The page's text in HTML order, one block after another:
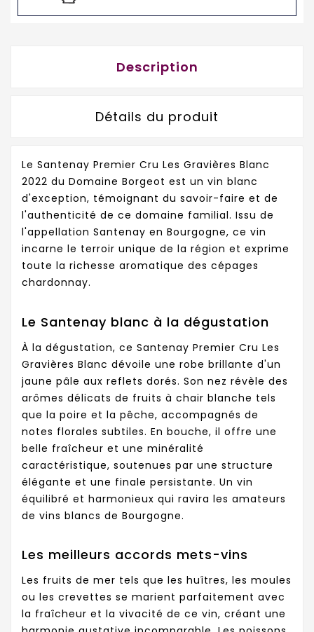
Description
Détails du produit
Le Santenay Premier Cru Les Gravières Blanc
2022 du Domaine Borgeot est un vin blanc
d'exception, témoignant du savoir-faire et de
l'authenticité de ce domaine familial. Issu de
l'appellation Santenay en Bourgogne, ce vin
incarne le terroir unique de la région et exprime
toute la richesse aromatique des cépages
chardonnay.
Le Santenay blanc à la dégustation
À la dégustation, ce Santenay Premier Cru Les
Gravières Blanc dévoile une robe brillante d'un
jaune pâle aux reflets dorés. Son nez révèle des
arômes délicats de fruits à chair blanche tels
que la poire et la pêche, accompagnés de
notes florales subtiles. En bouche, il offre une
belle fraîcheur et une minéralité
caractéristique, soutenues par une structure
élégante et une finale persistante. Un vin
équilibré et harmonieux qui ravira les amateurs
de vins blancs de Bourgogne.
Les meilleurs accords mets-vins
Les fruits de mer tels que les huîtres, les moules
ou les crevettes se marient parfaitement avec
la fraîcheur et la vivacité de ce vin, créant une